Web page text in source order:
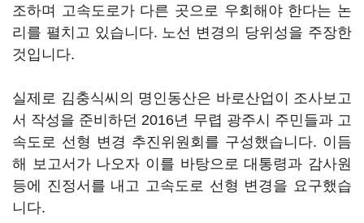
조하며 고속도로가 다른 곳으로 우회해야 한다는 논
리를 펼치고 있습니다. 노선 변경의 당위성을 주장한
것입니다.
실제로 김충식씨의 명인동산은 바로산업이 조사보고
서 작성을 준비하던 2016년 무렵 광주시 주민들과 고
속도로 선형 변경 추진위원회를 구성했습니다. 이듬
해 보고서가 나오자 이를 바탕으로 대통령과 감사원
등에 진정서를 내고 고속도로 선형 변경을 요구했습
니다.